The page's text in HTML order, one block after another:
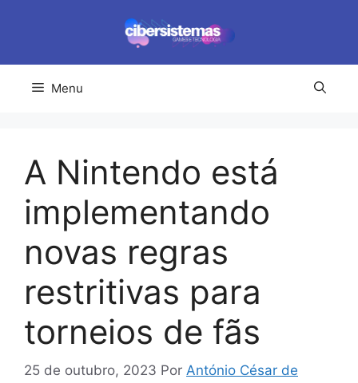
conteúdo
Menu
A Nintendo está
implementando
novas regras
restritivas para
torneios de fãs
25 de outubro, 2023 Por António César de